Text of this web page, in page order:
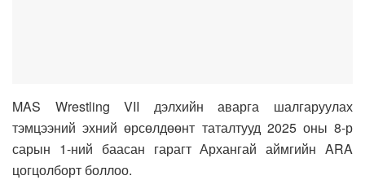
MAS Wrestling VII дэлхийн аварга шалгаруулах
тэмцээний эхний өрсөлдөөнт таталтууд 2025 оны 8-р
сарын 1-ний баасан гарагт Архангай аймгийн ARA
цогцолборт боллоо.